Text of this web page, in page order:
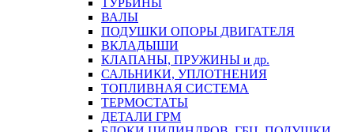
ТУРБИНЫ
ВАЛЫ
ПОДУШКИ ОПОРЫ ДВИГАТЕЛЯ
ВКЛАДЫШИ
КЛАПАНЫ, ПРУЖИНЫ и др.
САЛЬНИКИ, УПЛОТНЕНИЯ
ТОПЛИВНАЯ СИСТЕМА
ТЕРМОСТАТЫ
ДЕТАЛИ ГРМ